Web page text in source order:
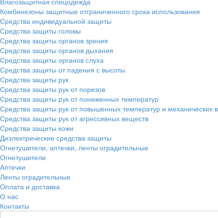
Комбинезоны защитные отграниченного срока использования
Средства индивидуальной защиты
Средства защиты головы
Средства защиты органов зрения
Средства защиты органов дыхания
Средства защиты органов слуха
Средства защиты от падения с высоты
Средства защиты рук
Средства защиты рук от порезов
Средства защиты рук от пониженных температур
Средства защиты рук от повышенных температур и механических
Средства защиты рук от агрессивных веществ
Средства защиты кожи
Диэлектрические средства защиты
Огнетушители, аптечки, ленты оградительные
Огнетушители
Аптечки
Ленты оградительные
Оплата и доставка
О нас
Контакты